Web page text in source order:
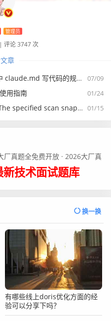
管理员
| 评论 3747 次
章
07/09
写代码的规约文件
01/24
用指南
01/15
is out of available snapshotId range [17875, 178
真题全免费开放 · 2026大厂真
技术面试题库
换一换
有哪些线上doris优化方面的经
验可以分享下吗？